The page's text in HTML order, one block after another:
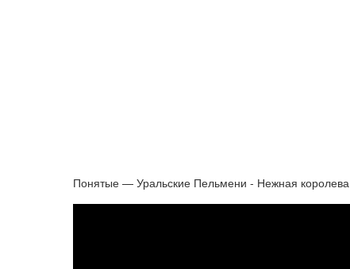
Понятые — Уральские Пельмени - Нежная королева